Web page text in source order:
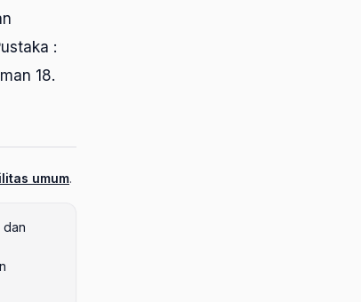
:
18.
umum.
dan